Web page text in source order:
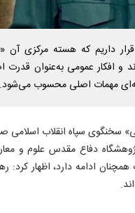
داریم که هسته مرکزی آن
افکار عمومی به‌عنوان قدرت
مهمات اصلی محسوب می‌شود.
سخنگوی سپاه انقلاب اسلامی
دفاع مقدس علوم و
ادامه دارد، اظهار کرد: